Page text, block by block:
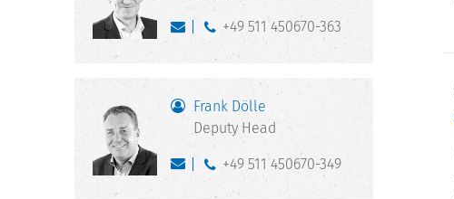
+49 511 450670-363
Frank Dölle
Deputy Head
+49 511 450670-349